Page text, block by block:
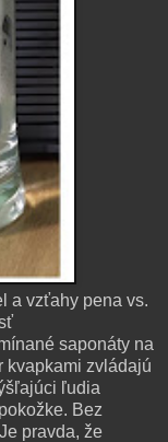
a vzťahy pena vs.
saponáty na
kvapkami zvládajú
ľudia
Bez
pravda, že